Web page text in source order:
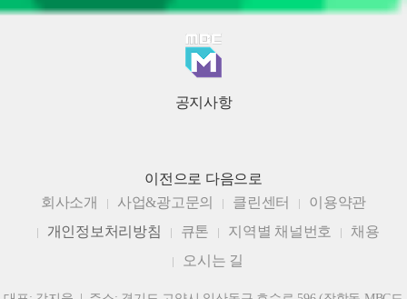
공지사항
이전으로 다음으로
회사소개
사업&광고문의 클린센터
이용약관
개인정보처리방침
큐톤 지역별 채널번호
채용
오시는 길